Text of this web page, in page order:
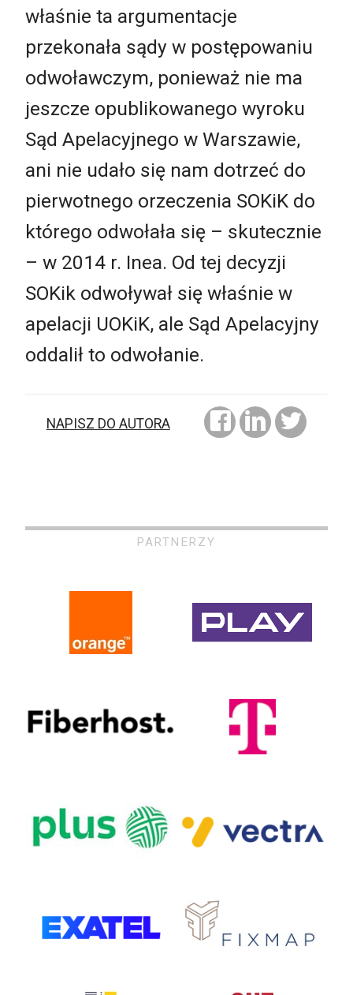
właśnie ta argumentacje
przekonała sądy w postępowaniu
odwoławczym, ponieważ nie ma
jeszcze opublikowanego wyroku
Sąd Apelacyjnego w Warszawie,
ani nie udało się nam dotrzeć do
pierwotnego orzeczenia SOKiK do
którego odwołała się – skutecznie
– w 2014 r. Inea. Od tej decyzji
SOKik odwoływał się właśnie w
apelacji UOKiK, ale Sąd Apelacyjny
oddalił to odwołanie.
NAPISZ DO AUTORA
PARTNERZY